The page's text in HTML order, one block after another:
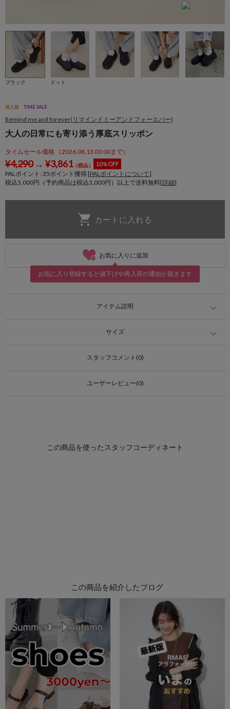
ブラック ドット
再入荷 TIME SALE
Remind me and forever(リマインドミーアンドフォーエバー)
大人の日常にも寄り添う厚底スリッポン
タイムセール価格 （2026.08.13 00:00まで）
¥4,290→ ¥3,861（税込） 10％OFF
PALポイント: 35ポイント獲得 [PALポイントについて]
税込5,000円（予約商品は税込3,000円）以上で送料無料[詳細]
お気に入りに追加
お気に入り登録すると値下げや再入荷の通知が届きます
アイテム説明
サイズ
スタッフコメント(0)
ユーザーレビュー(0)
この商品を紹介したブログ